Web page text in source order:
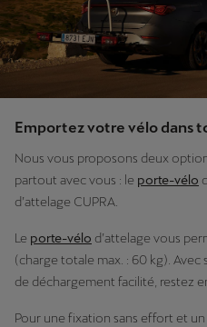
Emportez votre vélo dans
Nous vous proposons deux
partout avec vous : le porte-vélo
d’attelage CUPRA.
Le porte-vélo d’attelage vous
(charge totale max. : 60 kg).
de déchargement facilité, restez
Pour une fixation sans effort et